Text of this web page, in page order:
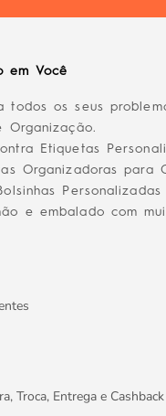
em Você
todos os seus
Organização.
Etiquetas
Organizadoras para
Personalizadas
e embalado com
Troca, Entrega e Cashback